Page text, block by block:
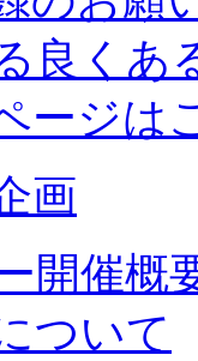
良くあ
ージは
画
開催概
ついて